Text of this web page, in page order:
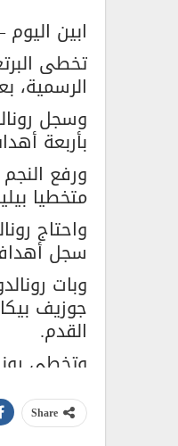
ابين
تخطى
الرسمية،
وسجل
بأربعة
متخطيا بيليه، الذي سجل
سجل أهدافه الـ757 في
جوزيف
القدم.
وتخطى
المصدر: sportbox.ru
Share